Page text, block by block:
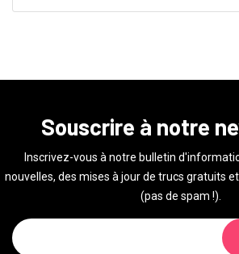
Souscrire à notre
Inscrivez-vous à notre bulletin
nouvelles, des mises à jour de trucs gratuits
(pas de spam !).